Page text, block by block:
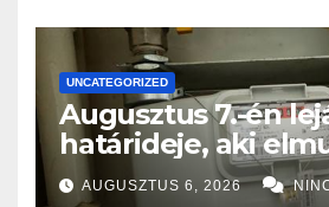
UNCATEGORIZED
Augusztus 7.-én
határideje, aki
nagy bajba
AUGUSZTUS 6, 2026